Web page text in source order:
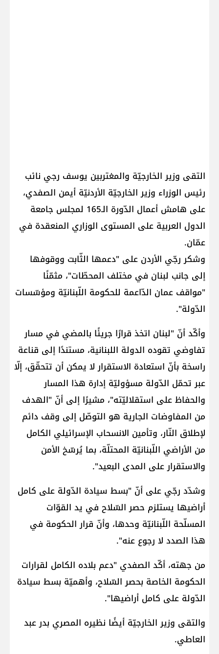
التقى وزير الخارجيّة والمغتربين ​يوسف رجي​ نائب
رئيس الوزراء وزير الخارجيّة الأردنيّة ​أيمن الصفدي​،
على هامش أعمال الدّورة الـ165 لمجلس جامعة
الدول العربية على المستوى الوزاري المنعقدة في
عمّان.
وشكر رجّي الأردن على "دعمها الثّابت ووقوفها
إلى جانب ​لبنان​ في مختلف المحطّات"، مثمّنًا
"مواقف عمان الدّاعمة للحكومة اللّبنانيّة ومؤسّسات
الدّولة".
وأكّد أنّ "لبنان اتخذ قرارًا جريئًا بالمضي في مسار
تفاوضي تقوده ​الدولة اللبنانية​، مستندًا إلى قناعة
راسخة بأنّ استعادة الاستقرار لا يمكن أن تتحقّق، إلّا
عبر تحمّل الدّولة مسؤوليّة إدارة هذا المسار
والحفاظ على استقلاليّته"، مشيرًا إلى أنّ "الهدف
من المفاوضات الجارية هو التوصّل إلى وقف دائم
لإطلاق النّار، وتأمين الانسحاب الإسرائيلي الكامل
من الأراضي اللّبنانيّة المحتلّة، بما يُرسّخ الأمن
والاستقرار على المدى البعيد".
وشدّد رجّي على أنّ "بسط سيادة الدّولة على كامل
أراضيها يستلزم حصر السّلاح في يد القوّات
المسلّحة اللّبنانيّة وحدها، وأنّ قرار الحكومة في
هذا الصدد لا رجوع عنه".
من جهته، أكّد الصفدي "دعم بلاده الكامل لقرارات
الحكومة الخاصة بحصر السّلاح، وأهميّة بسط سيادة
الدّولة على كامل أراضيها".
والتقى وزير الخارجيّة أيضًا نظيره المصري ​بدر عبد
العاطي​.